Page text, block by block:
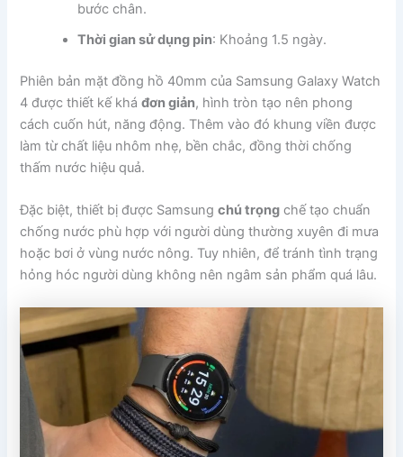
bước chân.
Thời gian sử dụng pin: Khoảng 1.5 ngày.
Phiên bản mặt đồng hồ 40mm của Samsung Galaxy Watch
4 được thiết kế kháđơn giản, hình tròn tạo nên phong
cách cuốn hút, năng động. Thêm vào đó khung viền được
làm từ chất liệu nhôm nhẹ, bền chắc, đồng thời chống
thấm nước hiệu quả.
Đặc biệt, thiết bị được Samsungchú trọng chế tạo chuẩn
chống nước phù hợp với người dùng thường xuyên đi mưa
hoặc bơi ở vùng nước nông. Tuy nhiên, để tránh tình trạng
hỏng hóc người dùng không nên ngâm sản phẩm quá lâu.